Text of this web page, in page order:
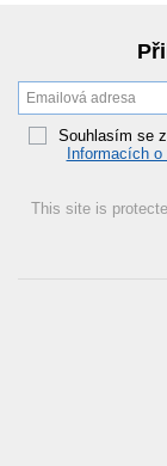
Souhlasím se
Informacích
This site is